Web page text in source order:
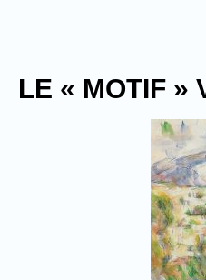
LE « MOTIF »